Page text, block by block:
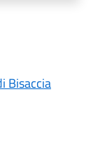
Bisaccia